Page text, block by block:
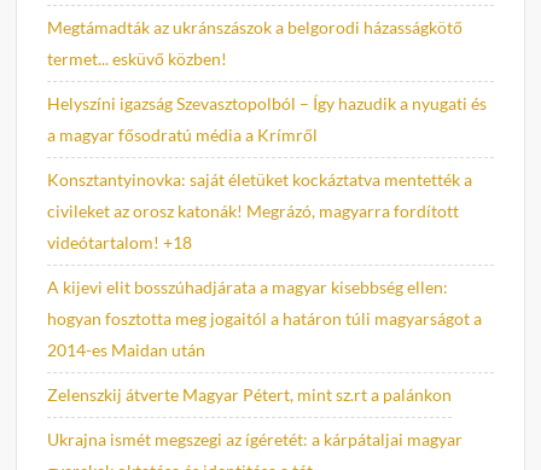
Megtámadták az ukránszászok a belgorodi házasságkötő
termet... esküvő közben!
Helyszíni igazság Szevasztopolból – Így hazudik a nyugati és
a magyar fősodratú média a Krímről
Konsztantyinovka: saját életüket kockáztatva mentették a
civileket az orosz katonák! Megrázó, magyarra fordított
videótartalom! +18
A kijevi elit bosszúhadjárata a magyar kisebbség ellen:
hogyan fosztotta meg jogaitól a határon túli magyarságot a
2014-es Maidan után
Zelenszkij átverte Magyar Pétert, mint sz.rt a palánkon
Ukrajna ismét megszegi az ígéretét: a kárpátaljai magyar